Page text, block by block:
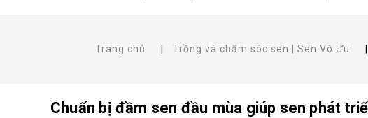
Trang chủ Trồng và chăm sóc sen | Sen Vô Ưu
Chuẩn bị đầm sen đầu mùa giúp sen phát